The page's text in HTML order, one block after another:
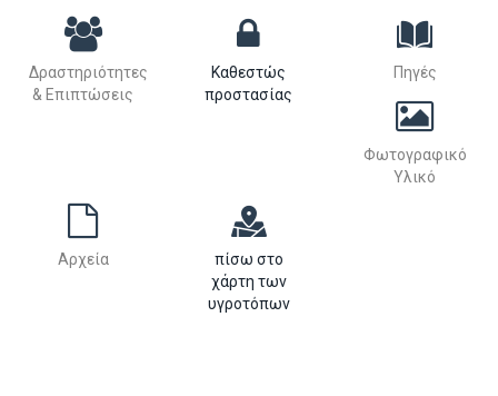
Δραστηριότητες
& Επιπτώσεις
Καθεστώς
προστασίας
Πηγές
Φωτογραφικό
Υλικό
Αρχεία
πίσω στο
χάρτη των
υγροτόπων